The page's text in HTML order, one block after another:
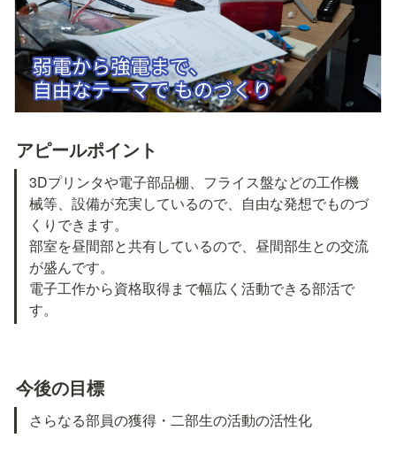
アピールポイント
3Dプリンタや電子部品棚、フライス盤などの工作機
械等、設備が充実しているので、自由な発想でものづ
くりできます。
部室を昼間部と共有しているので、昼間部生との交流
が盛んです。
電子工作から資格取得まで幅広く活動できる部活で
す。
今後の目標
さらなる部員の獲得・二部生の活動の活性化